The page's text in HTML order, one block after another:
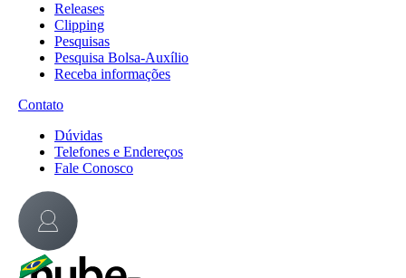
Releases
Clipping
Pesquisas
Pesquisa Bolsa-Auxílio
Receba informações
Contato
Dúvidas
Telefones e Endereços
Fale Conosco